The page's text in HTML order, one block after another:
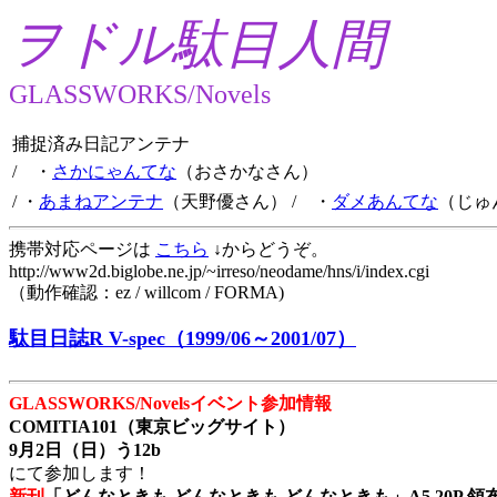
ヲドル駄目人間
GLASSWORKS/Novels
捕捉済み日記アンテナ
/ ・ さかにゃんてな （おさかなさん）
/ ・ あまねアンテナ （天野優さん） / ・ ダメあんてな （じ
携帯対応ページは こちら ↓からどうぞ。
http://www2d.biglobe.ne.jp/~irreso/neodame/hns/i/index.cgi
（動作確認：ez / willcom / FORMA)
駄目日誌R V-spec（1999/06～2001/07）
GLASSWORKS/Novelsイベント参加情報
COMITIA101（東京ビッグサイト）
9月2日（日）う12b
にて参加します！